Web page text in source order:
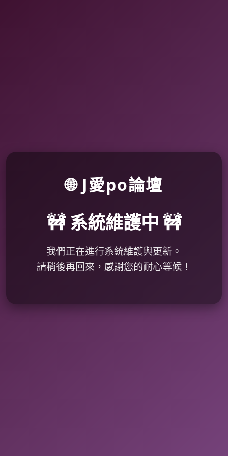
🌐 J愛po論壇
🚧 系統維護中 🚧
我們正在進行系統維護與更新。
請稍後再回來，感謝您的耐心等候！